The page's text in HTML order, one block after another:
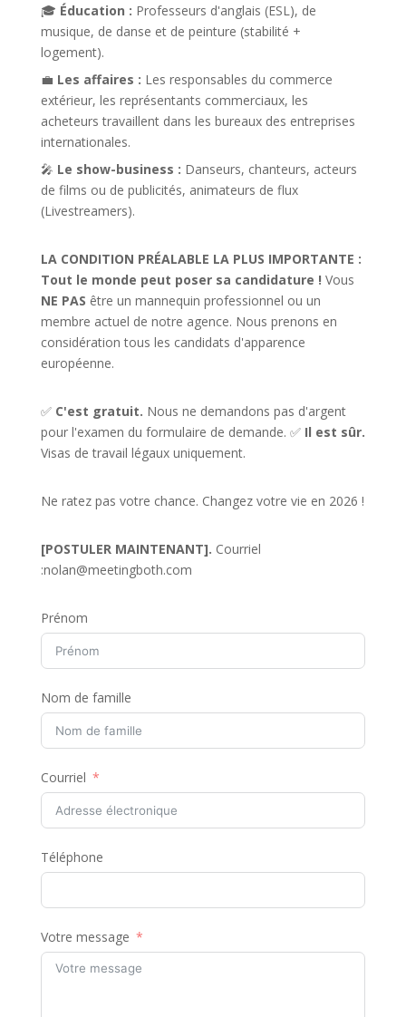
🎓 Éducation : Professeurs d'anglais (ESL), de
musique, de danse et de peinture (stabilité +
logement).
💼 Les affaires : Les responsables du commerce
extérieur, les représentants commerciaux, les
acheteurs travaillent dans les bureaux des entreprises
internationales.
🎤 Le show-business : Danseurs, chanteurs, acteurs
de films ou de publicités, animateurs de flux
(Livestreamers).
LA CONDITION PRÉALABLE LA PLUS IMPORTANTE :
Tout le monde peut poser sa candidature ! Vous
NE PAS être un mannequin professionnel ou un
membre actuel de notre agence. Nous prenons en
considération tous les candidats d'apparence
européenne.
✅ C'est gratuit. Nous ne demandons pas d'argent
pour l'examen du formulaire de demande. ✅ Il est sûr.
Visas de travail légaux uniquement.
Ne ratez pas votre chance. Changez votre vie en 2026 !
[POSTULER MAINTENANT]. Courriel
:nolan@meetingboth.com
Prénom
Nom de famille
Courriel
Téléphone
Votre message